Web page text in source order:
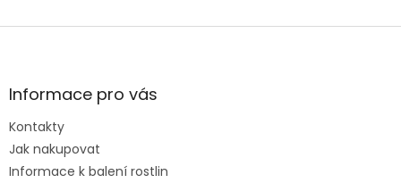
Z
aInformace pro vás
Kontakty
Jak nakupovat
Informace k balení rostlin